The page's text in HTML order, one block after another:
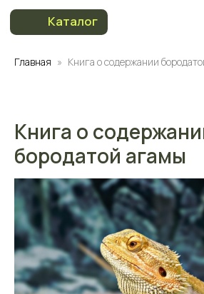
Каталог
Каталог
Главная Книга о содержании
Книга о
бородатой агамы